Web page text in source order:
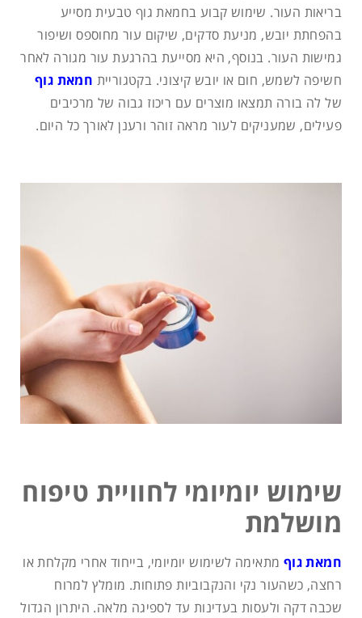
בריאות העור. שימוש קבוע בחמאת גוף טבעית מסייע
בהפחתת יובש, מניעת סדקים, שיקום עור מחוספס ושיפור
גמישות העור. בנוסף, היא מסייעת בהרגעת עור מגורה לאחר
חשיפה לשמש, חום או יובש קיצוני. בקטגוריית חמאת גוף
של לה בורה תמצאו מוצרים עם ריכוז גבוה של מרכיבים
פעילים, שמעניקים לעור מראה זוהר ורענן לאורך כל היום.
שימוש יומיומי לחוויית טיפוח
מושלמת
חמאת גוף מתאימה לשימוש יומיומי, בייחוד אחרי מקלחת או
רחצה, כשהעור נקי והנקבוביות פתוחות. מומלץ למרוח
שכבה דקה ולעסות בעדינות עד לספיגה מלאה. היתרון הגדול